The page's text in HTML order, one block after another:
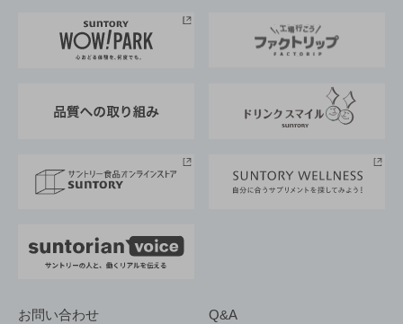
地域情報
サントリーサンバーズ大阪
サントリーが考えるサステナビリティ経営
企業概要
採用情報
お問い合わせ Q&A